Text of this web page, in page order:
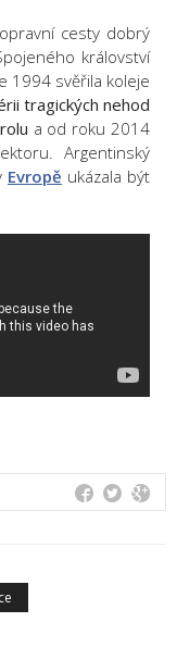
cesty dobrý
království
1994 svěřila koleje
tragických nehod
a od roku 2014
Argentinský
Evropě ukázala být